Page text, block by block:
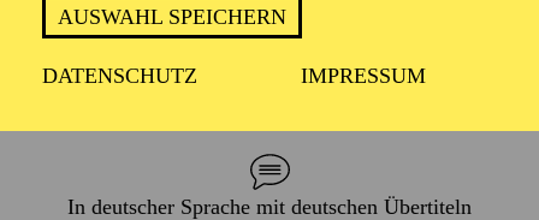
AUSWAHL SPEICHERN
DATENSCHUTZ IMPRESSUM
PREMIERE
In deutscher Sprache mit deutschen Übertiteln